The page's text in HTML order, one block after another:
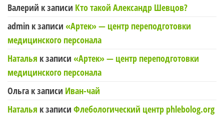
Валерий к записи Кто такой Александр Шевцов?
admin к записи «Артек» — центр переподготовки
медицинского персонала
Наталья к записи «Артек» — центр переподготовки
медицинского персонала
Ольга к записи Иван-чай
Наталья к записи Флебологический центр phlebolog.org